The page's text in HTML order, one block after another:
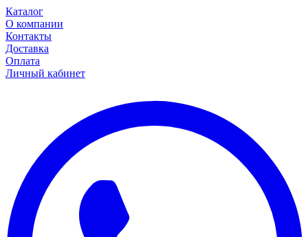
Каталог
О компании
Контакты
Доставка
Оплата
Личный кабинет